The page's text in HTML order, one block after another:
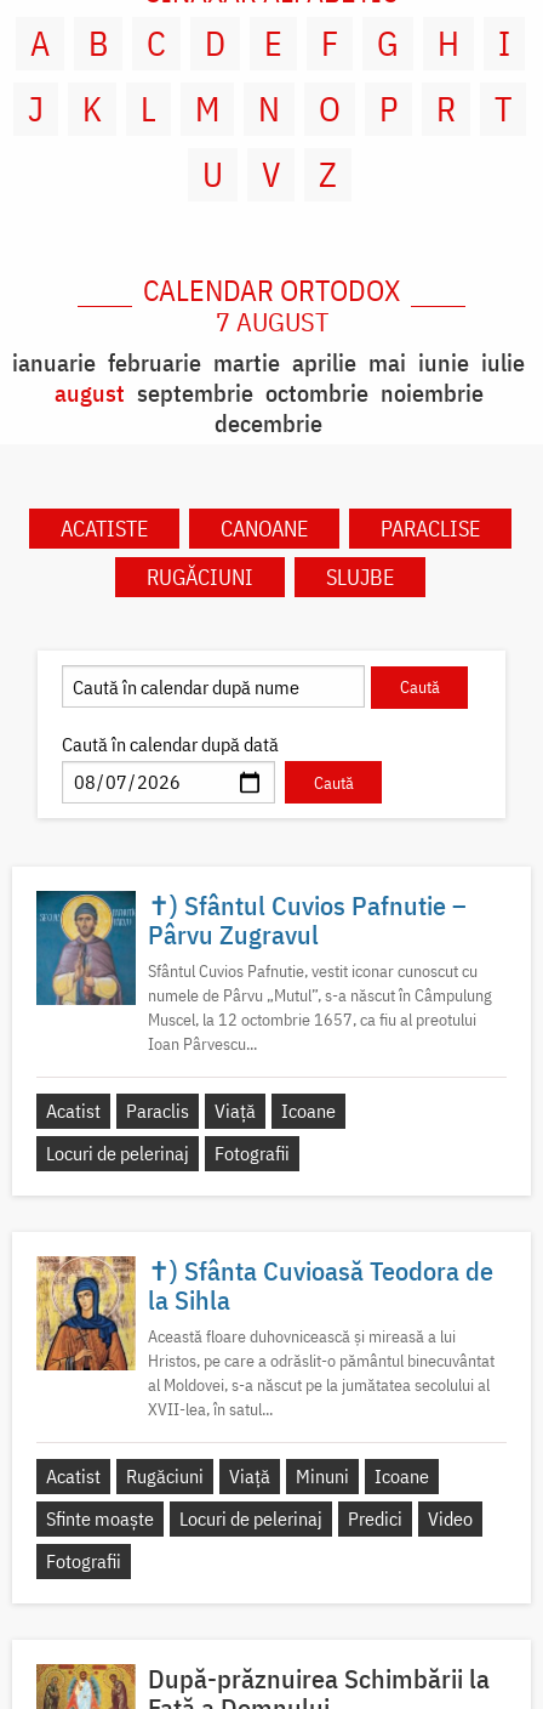
A B C D E F G H
I
J
K L M N O P R
T
U
V Z
CALENDAR ORTODOX
7 AUGUST
ianuarie februarie martie aprilie mai iunie iulie
august septembrie octombrie noiembrie
decembrie
ACATISTE CANOANE
PARACLISE
RUGĂCIUNI
SLUJBE
Caută în calendar după dată
✝) Sfântul Cuvios Pafnutie –
Pârvu Zugravul
Sfântul Cuvios Pafnutie, vestit iconar cunoscut cu
numele de Pârvu „Mutul”, s-a născut în Câmpulung
Muscel, la 12 octombrie 1657, ca fiu al preotului
Ioan Pârvescu...
Acatist Paraclis Viață
Icoane
Locuri de pelerinaj
Fotografii
✝) Sfânta Cuvioasă Teodora de
la Sihla
Această floare duhovnicească și mireasă a lui
Hristos, pe care a odrăslit-o pământul binecuvântat
al Moldovei, s-a născut pe la jumătatea secolului al
XVII-lea, în satul...
Acatist Rugăciuni Viață Minuni
Icoane
Sfinte moaște
Locuri de pelerinaj Predici
Video
Fotografii
După-prăznuirea Schimbării la